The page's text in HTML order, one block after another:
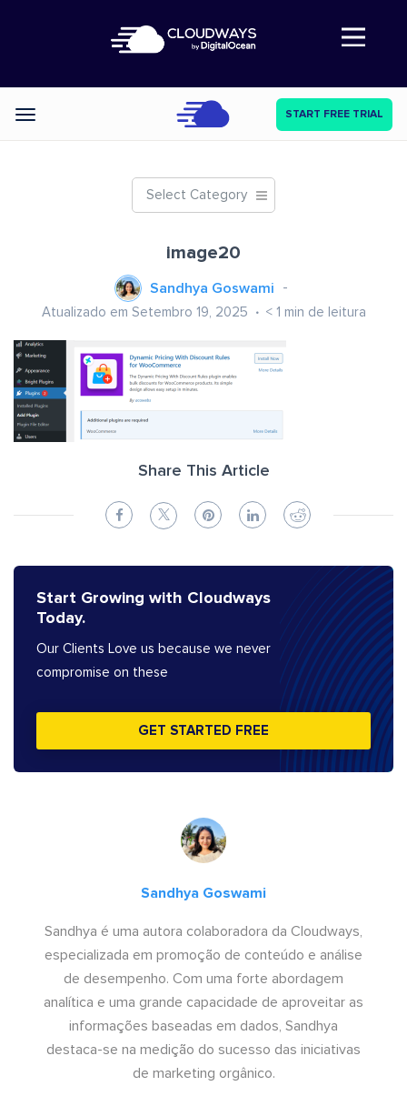
Abre a navegação
Categories START FREE TRIAL
Select Category
image20
Sandhya Goswami
Atualizado em Setembro 19, 2025 < 1 min de leitura
Share This Article
Start Growing with Cloudways
Today.
Our Clients Love us because we never
compromise on these
GET STARTED FREE
Sandhya Goswami
Sandhya é uma autora colaboradora da Cloudways,
especializada em promoção de conteúdo e análise
de desempenho. Com uma forte abordagem
analítica e uma grande capacidade de aproveitar as
informações baseadas em dados, Sandhya
destaca-se na medição do sucesso das iniciativas
de marketing orgânico.